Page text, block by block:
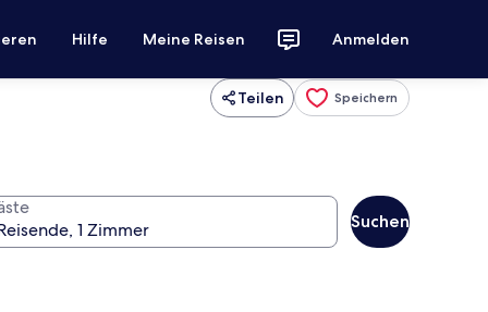
Hilfe Meine Reisen Anmelden
Teilen Speichern
Suchen